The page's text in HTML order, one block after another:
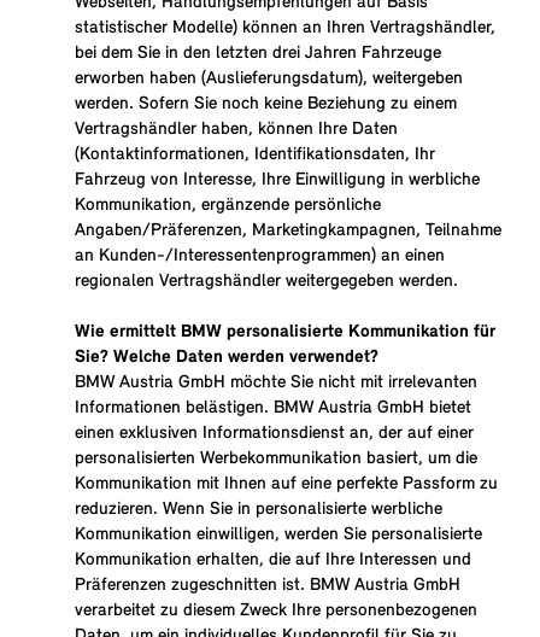
statistischer Modelle) können an Ihren Vertragshändler,
bei dem Sie in den letzten drei Jahren Fahrzeuge
erworben haben (Auslieferungsdatum), weitergeben
werden. Sofern Sie noch keine Beziehung zu einem
Vertragshändler haben, können Ihre Daten
(Kontaktinformationen, Identifikationsdaten, Ihr
Fahrzeug von Interesse, Ihre Einwilligung in werbliche
Kommunikation, ergänzende persönliche
Angaben/Präferenzen, Marketingkampagnen, Teilnahme
an Kunden-/Interessentenprogrammen) an einen
regionalen Vertragshändler weitergegeben werden.
Wie ermittelt BMW personalisierte Kommunikation für
Sie? Welche Daten werden verwendet?
BMW Austria GmbH möchte Sie nicht mit irrelevanten
Informationen belästigen. BMW Austria GmbH bietet
einen exklusiven Informationsdienst an, der auf einer
personalisierten Werbekommunikation basiert, um die
Kommunikation mit Ihnen auf eine perfekte Passform zu
reduzieren. Wenn Sie in personalisierte werbliche
Kommunikation einwilligen, werden Sie personalisierte
Kommunikation erhalten, die auf Ihre Interessen und
Präferenzen zugeschnitten ist. BMW Austria GmbH
verarbeitet zu diesem Zweck Ihre personenbezogenen